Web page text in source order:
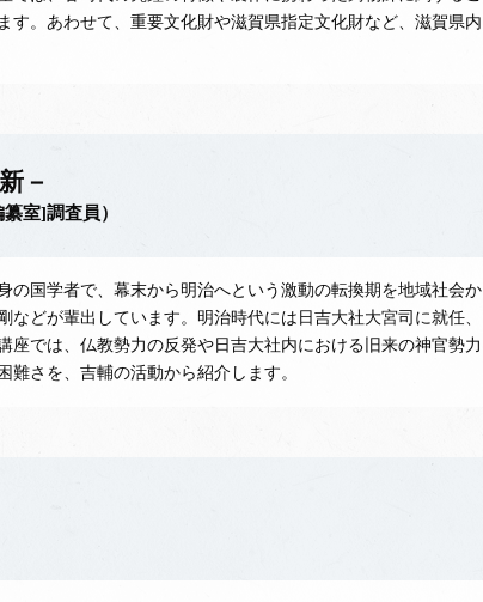
す。あわせて、重要文化財や滋賀県指定文化財など、滋賀県内
－
室]調査員）
国学者で、幕末から明治へという激動の転換期を地域社会か
どが輩出しています。明治時代には日吉大社大宮司に就任、
座では、仏教勢力の反発や日吉大社内における旧来の神官勢力
さを、吉輔の活動から紹介します。